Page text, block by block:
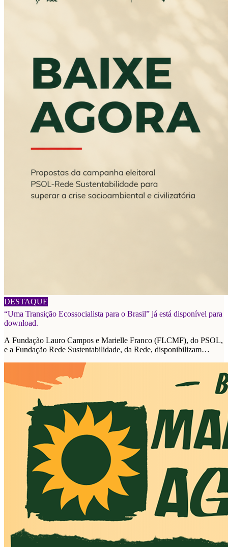
DESTAQUE
06/08/2026
“Uma Transição Ecossocialista para o Brasil” já está disponível para
download.
A Fundação Lauro Campos e Marielle Franco (FLCMF), do PSOL,
e a Fundação Rede Sustentabilidade, da Rede, disponibilizam